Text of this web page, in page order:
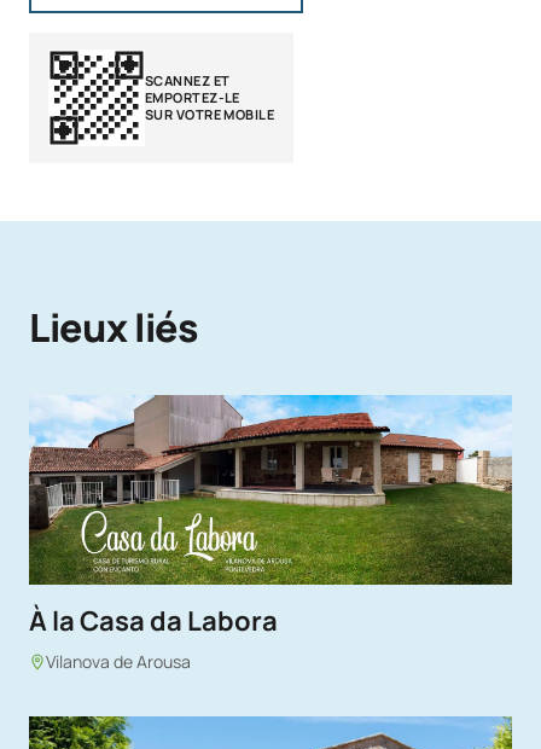
SCANNEZ ET
EMPORTEZ-LE
SUR VOTRE MOBILE
Lieux liés
À la Casa da Labora
Vilanova de Arousa